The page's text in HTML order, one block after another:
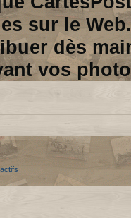
sur le Web.
dès
vos